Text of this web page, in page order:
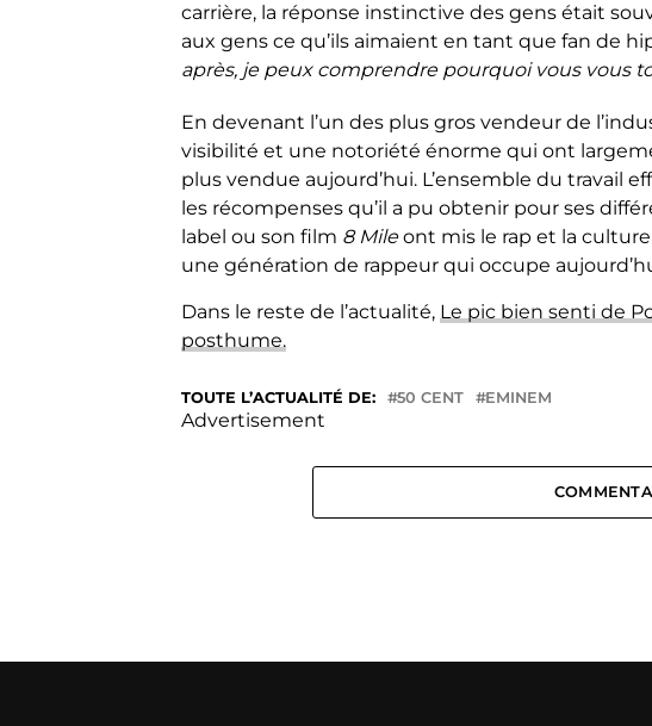
carrière, la réponse instinctive des gens était
aux gens ce qu’ils aimaient en tant que fan de
après, je peux comprendre pourquoi vous vous
En devenant l’un des plus gros vendeur de
visibilité et une notoriété énorme qui ont
plus vendue aujourd’hui. L’ensemble du travail
les récompenses qu’il a pu obtenir pour ses
label ou son film 8 Mileont mis le rap et la
une génération de rappeur qui occupe
Dans le reste de l’actualité, Le pic bien senti de
posthume.
TOUTE L’ACTUALITÉ DE: 50 CENT EMINEM
Advertisement